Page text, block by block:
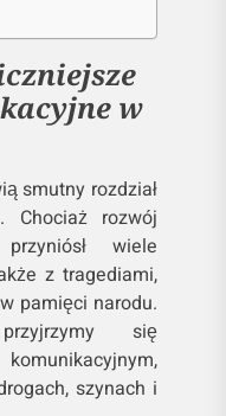
w
smutny rozdział
Chociaż rozwój
wiele
z tragediami,
pamięci narodu.
się
szynach i